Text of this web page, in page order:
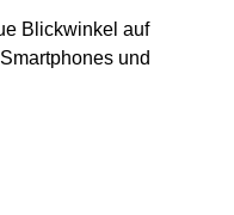
Blickwinkel auf
und